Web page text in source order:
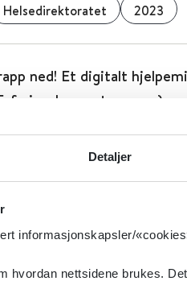
Detaljer
informasjonskapsler/
hvordan nettsidene brukes.
Helsedirektoratet 2023
ned! Et digitalt
myter om sosiale medier